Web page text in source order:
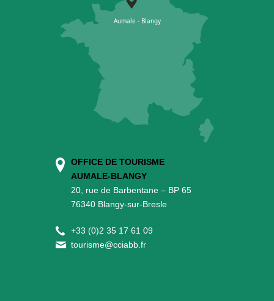
OFFICE DE TOURISME
AUMALE-BLANGY
20, rue de Barbentane – BP 65
76340 Blangy-sur-Bresle
+33 (0)2 35 17 61 09
tourisme@cciabb.fr